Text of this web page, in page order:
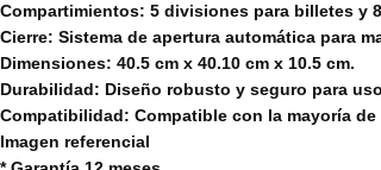
Compartimientos: 5 divisiones para billetes y
Cierre: Sistema de apertura automática para
Dimensiones: 40.5 cm x 40.10 cm x 10.5 cm.
Durabilidad: Diseño robusto y seguro para
Compatibilidad: Compatible con la mayoría de
Imagen referencial